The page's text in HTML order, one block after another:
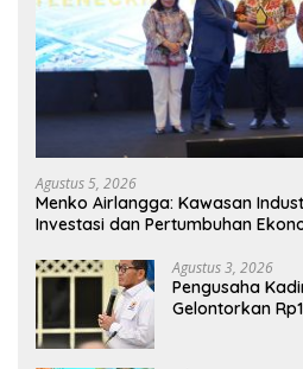
Agustus 5, 2026
Menko Airlangga: Kawasan
Investasi dan Pertumbuhan
Agustus 3, 2026
Pengusaha
Gelontorkan